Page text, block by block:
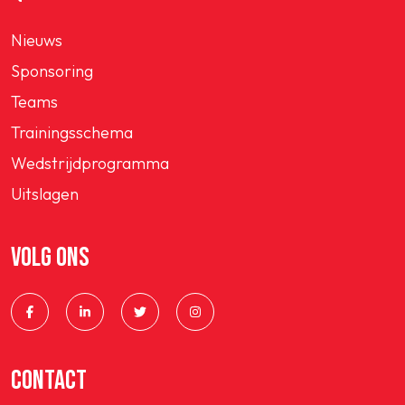
Nieuws
Sponsoring
Teams
Trainingsschema
Wedstrijdprogramma
Uitslagen
VOLG ONS
CONTACT